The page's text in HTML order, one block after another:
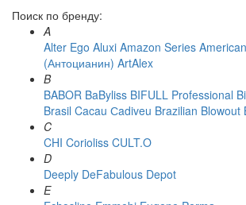
Поиск по бренду:
A
Alter Ego Aluxi Amazon Series
(Антоцианин) ArtAlex
B
BABOR BaByliss BIFULL Professional
Brasil Cacau Сadiveu Brazilian Blowout
C
CHI Corioliss CULT.O
D
Deeply DeFabulous Depot
E